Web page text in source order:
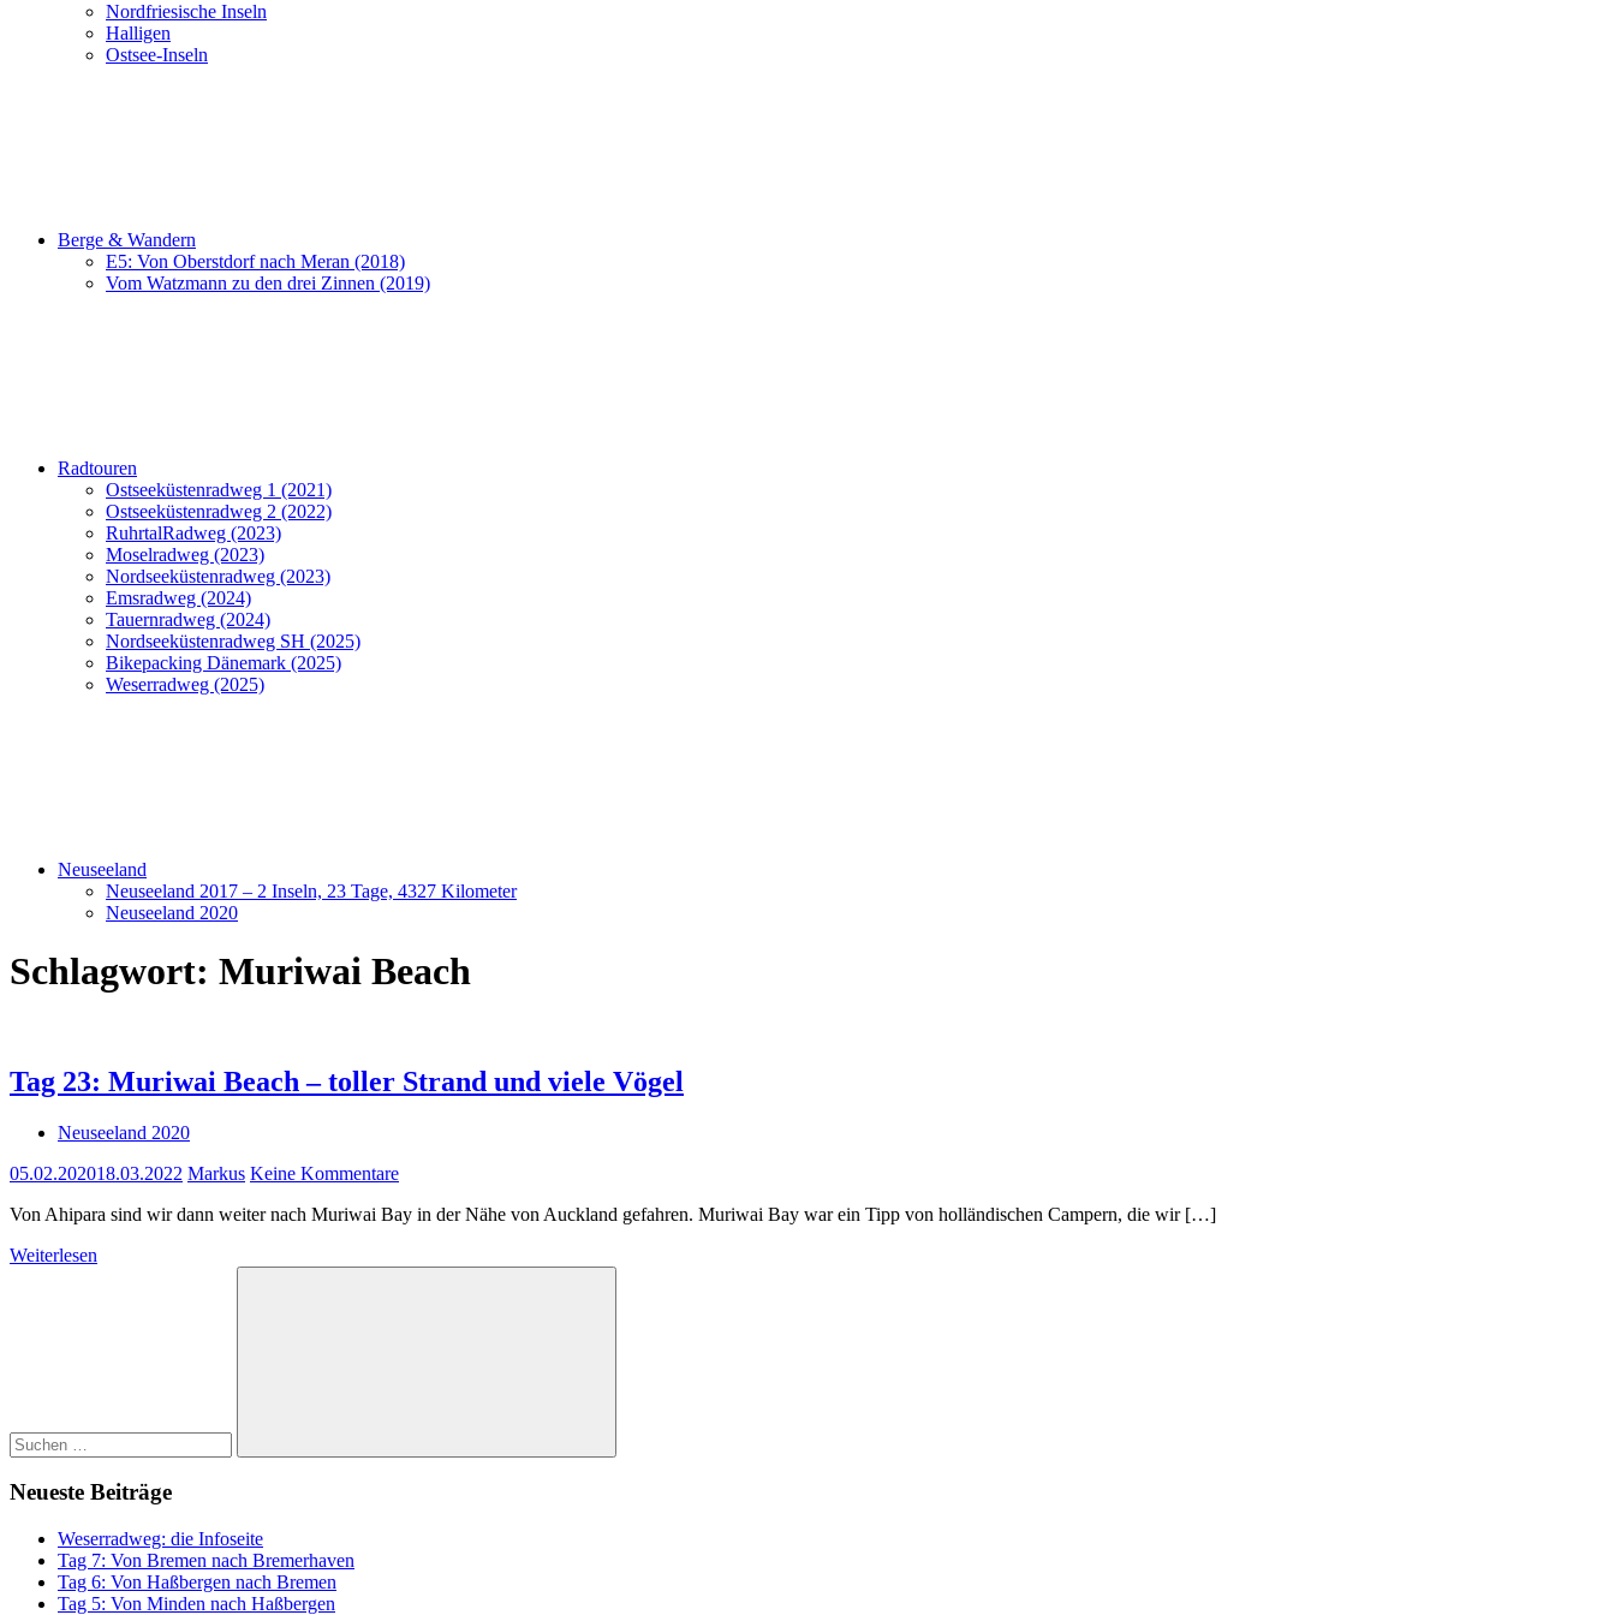
Nordfriesische Inseln
Halligen
Ostsee-Inseln
Berge & Wandern
E5: Von Oberstdorf nach Meran (2018)
Vom Watzmann zu den drei Zinnen (2019)
Radtouren
Ostseeküstenradweg 1 (2021)
Ostseeküstenradweg 2 (2022)
RuhrtalRadweg (2023)
Moselradweg (2023)
Nordseeküstenradweg (2023)
Emsradweg (2024)
Tauernradweg (2024)
Nordseeküstenradweg SH (2025)
Bikepacking Dänemark (2025)
Weserradweg (2025)
Neuseeland
Neuseeland 2017 – 2 Inseln, 23 Tage, 4327 Kilometer
Neuseeland 2020
Schlagwort: Muriwai Beach
Tag 23: Muriwai Beach – toller Strand und viele Vögel
Neuseeland 2020
05.02.202018.03.2022 Markus Keine Kommentare
Von Ahipara sind wir dann weiter nach Muriwai Bay in der Nähe von Auckland gefahren. Muriwai Bay war ein Tipp von holländischen Campern, die wir […]
Weiterlesen
Suchen
Neueste Beiträge
Weserradweg: die Infoseite
Tag 7: Von Bremen nach Bremerhaven
Tag 6: Von Haßbergen nach Bremen
Tag 5: Von Minden nach Haßbergen